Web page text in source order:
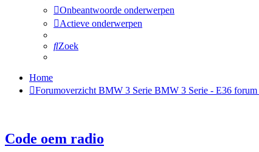
Onbeantwoorde onderwerpen
Actieve onderwerpen
Zoek
Home
Forumoverzicht BMW 3 Serie BMW 3 Serie - E36 forum
Code oem radio